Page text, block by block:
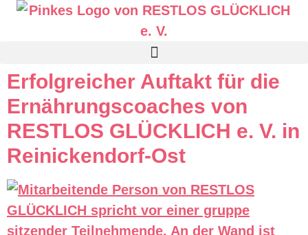
Erfolgreicher Auftakt für die
Ernährungscoaches von
RESTLOS GLÜCKLICH e. V. in
Reinickendorf-Ost